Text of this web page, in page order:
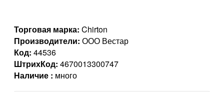
Торговая марка: Chirton
Производители: ООО Вестар
Код: 44536
ШтрихКод: 4670013300747
Наличие : много